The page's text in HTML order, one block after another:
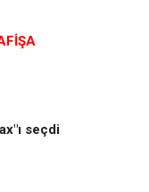
seçdi